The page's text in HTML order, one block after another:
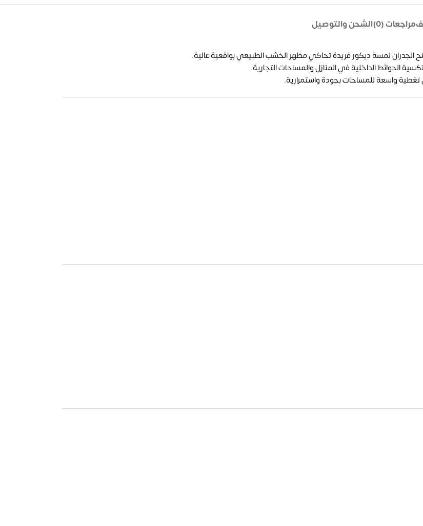
مراجعات (0) الشحن والتوصيل
الحوائط الداخلية في المنازل والمساحات التجارية.